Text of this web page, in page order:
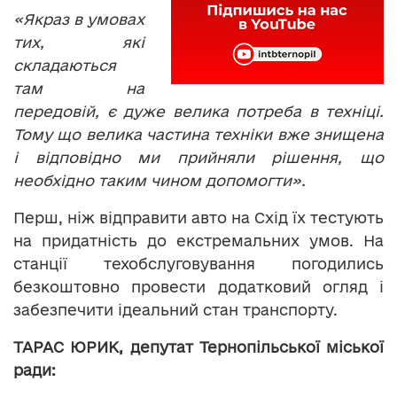
«Якраз в умовах
тих, які
складаються
там на
передовій, є дуже велика потреба в техніці.
Тому що велика частина техніки вже знищена
і відповідно ми прийняли рішення, що
необхідно таким чином допомогти».
Перш, ніж відправити авто на Схід їх тестують
на придатність до екстремальних умов. На
станції техобслуговування погодились
безкоштовно провести додатковий огляд і
забезпечити ідеальний стан транспорту.
ТАРАС ЮРИК, депутат Тернопільської міської
ради: